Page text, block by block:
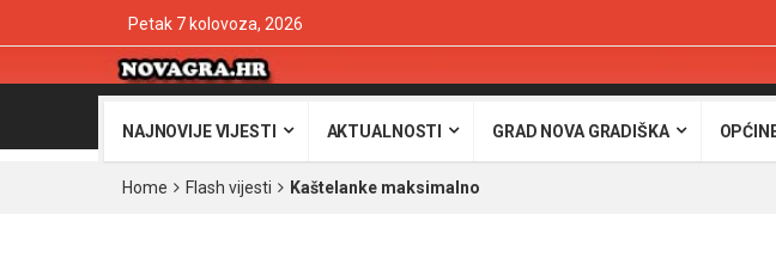
Petak 7 kolovoza, 2026
NAJNOVIJE VIJESTI AKTUALNOSTI GRAD NOVA GRADIŠKA
Home Flash vijesti Kaštelanke maksimalno